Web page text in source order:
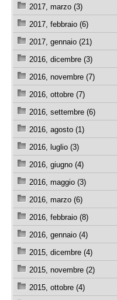
2017, marzo (3)
2017, febbraio (6)
2017, gennaio (21)
2016, dicembre (3)
2016, novembre (7)
2016, ottobre (7)
2016, settembre (6)
2016, agosto (1)
2016, luglio (3)
2016, giugno (4)
2016, maggio (3)
2016, marzo (6)
2016, febbraio (8)
2016, gennaio (4)
2015, dicembre (4)
2015, novembre (2)
2015, ottobre (4)